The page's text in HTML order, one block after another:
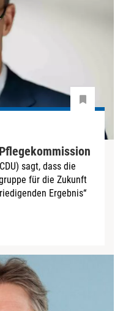
sagt, dass die
für die Zukunft
Ergebnis“